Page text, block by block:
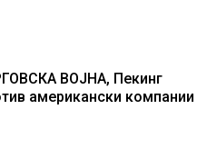
ВОЈНА, Пекинг
американски компании